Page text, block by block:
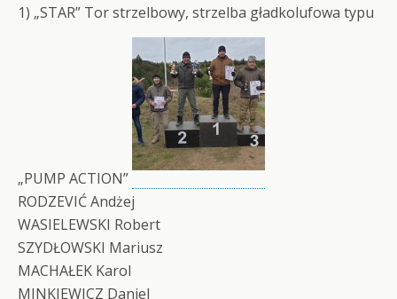
1) „STAR” Tor strzelbowy, strzelba gładkolufowa typu
„PUMP ACTION”
RODZEVIĆ Andżej
WASIELEWSKI Robert
SZYDŁOWSKI Mariusz
MACHAŁEK Karol
MINKIEWICZ Daniel